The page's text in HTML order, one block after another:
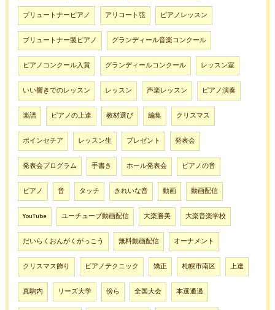
ブリュートナーピアノ アリコート弦 ピアノレッスン
ブリュートナー製ピアノ グランディール音楽コンクール
ピアノコンクール入賞 グランディールコンクール レッスン室
いい響きでのレッスン レッスン 声楽レッスン ピアノ演奏
楽譜 ピアノの上達 教材選び 編集 クリスマス
ポインセチア レッスン生 プレゼント 発表会
発表会プログラム 手書き ホール発表会 ピアノの音
ピアノ 音 タッチ きれいな音 動画 動画配信
YouTube ユーチューブ動画配信 大楽勝美 大楽音楽学校
だいらくおんがくがっこう 無料動画配信 オーナメント
クリスマス飾り ピアノテクニック 矯正 札幌市南区 上達
真駒内 リーズ大学 傍ら 全国大会 本選通過